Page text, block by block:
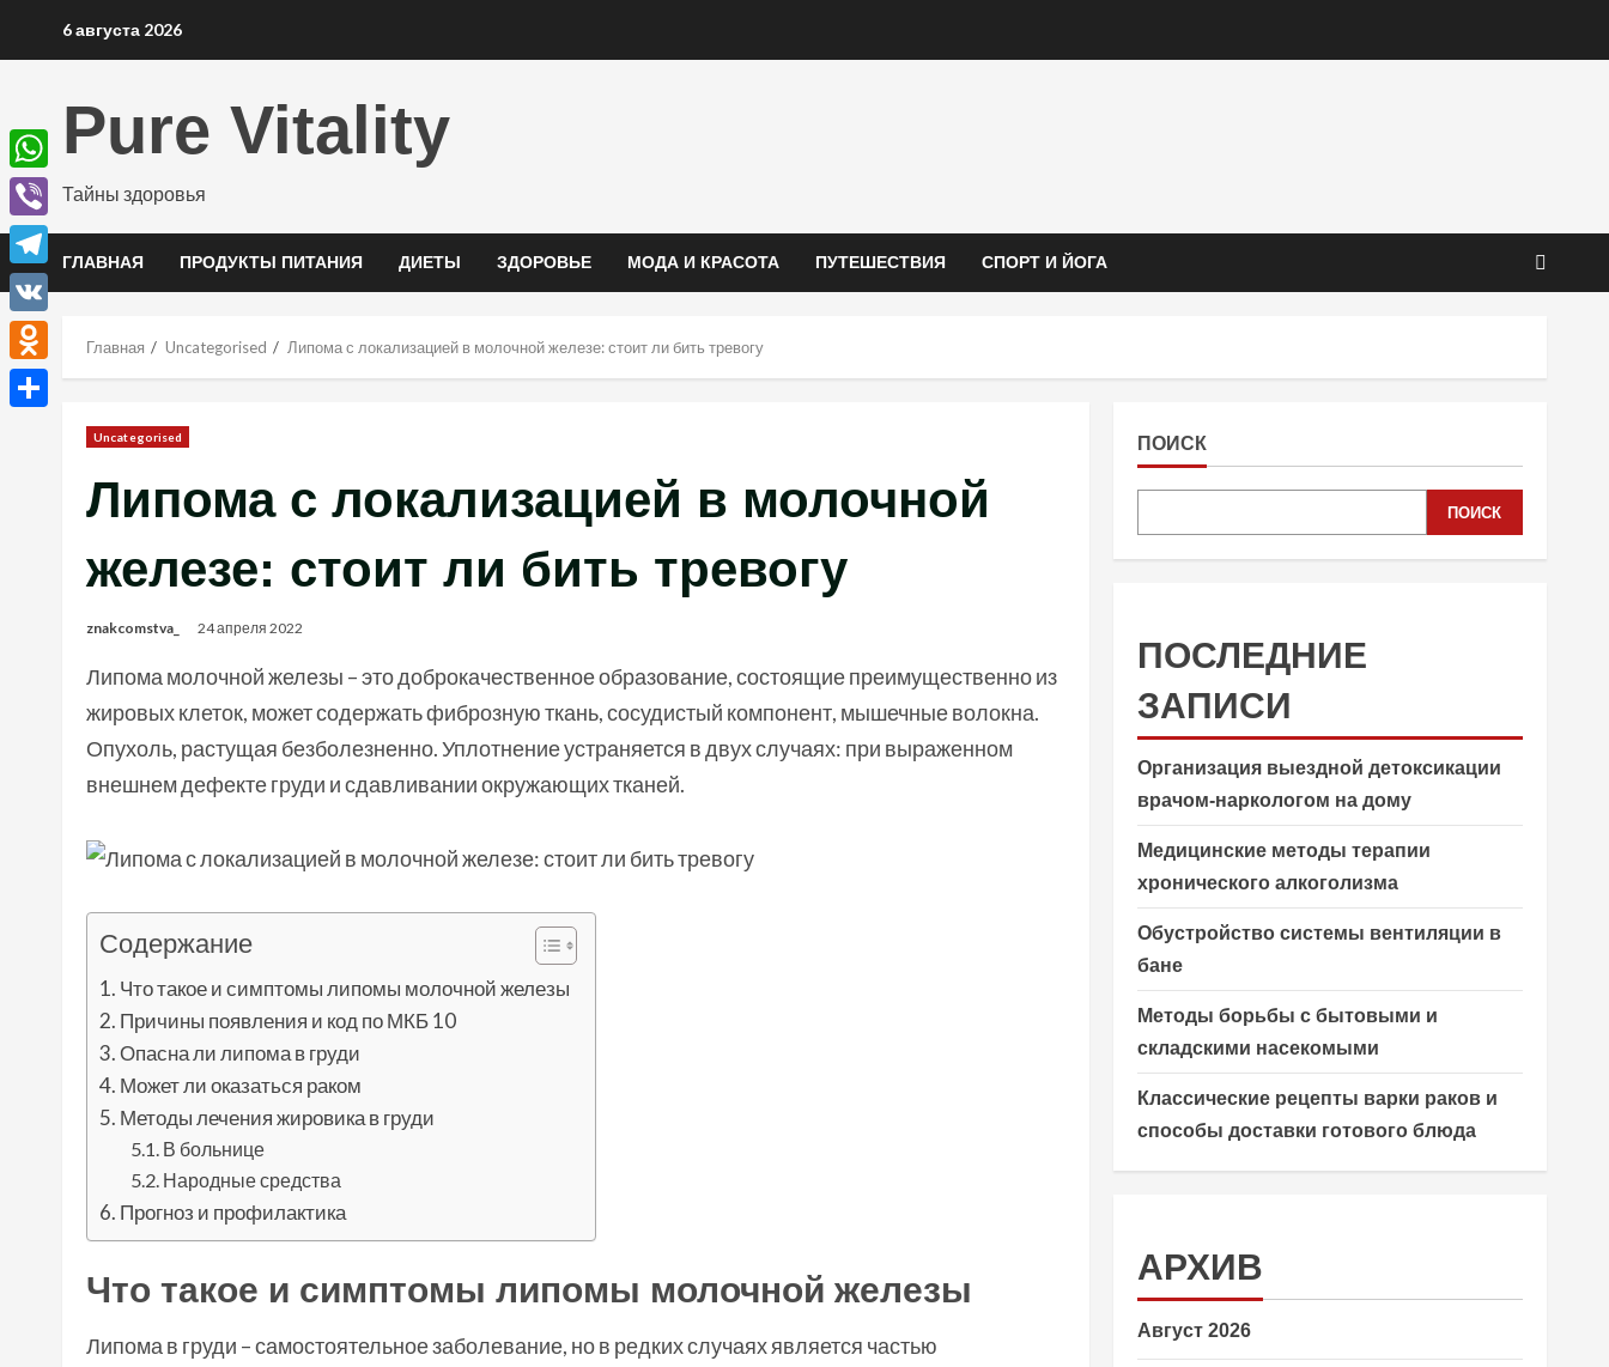
6 августа 2026
Pure Vitality
Тайны здоровья
ГЛАВНАЯ ПРОДУКТЫ ПИТАНИЯ ДИЕТЫ ЗДОРОВЬЕ МОДА И КРАСОТА ПУТЕШЕСТВИЯ СПОРТ И ЙОГА
Главная Uncategorised Липома с локализацией в молочной железе: стоит ли бить тревогу
Uncategorised
Липома с локализацией в молочной
железе: стоит ли бить тревогу
znakcomstva_ 24 апреля 2022
Липома молочной железы – это доброкачественное образование, состоящие преимущественно из
жировых клеток, может содержать фиброзную ткань, сосудистый компонент, мышечные волокна.
Опухоль, растущая безболезненно. Уплотнение устраняется в двух случаях: при выраженном
внешнем дефекте груди и сдавливании окружающих тканей.
Содержание
Что такое и симптомы липомы молочной железы
Причины появления и код по МКБ 10
Опасна ли липома в груди
Может ли оказаться раком
Методы лечения жировика в груди
В больнице
Народные средства
Прогноз и профилактика
Что такое и симптомы липомы молочной железы
Липома в груди – самостоятельное заболевание, но в редких случаях является частью
ПОИСК
ПОИСК
ПОСЛЕДНИЕ
ЗАПИСИ
Организация выездной детоксикации
врачом-наркологом на дому
Медицинские методы терапии
хронического алкоголизма
Обустройство системы вентиляции в
бане
Методы борьбы с бытовыми и
складскими насекомыми
Классические рецепты варки раков и
способы доставки готового блюда
АРХИВ
Август 2026
WhatsApp
Viber
Telegram
VK
Odnoklassniki
Отправить